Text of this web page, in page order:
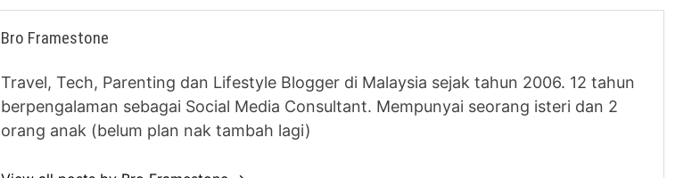
Bro Framestone
Travel, Tech, Parenting dan Lifestyle Blogger di Malaysia sejak tahun 2006. 12 tahun
berpengalaman sebagai Social Media Consultant. Mempunyai seorang isteri dan 2
orang anak (belum plan nak tambah lagi)